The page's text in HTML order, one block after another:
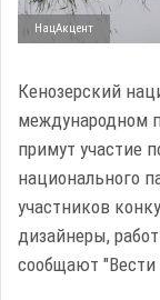
НацАкцент
Кенозерский
международном
примут участие
национального
участников
дизайнеры,
сообщают